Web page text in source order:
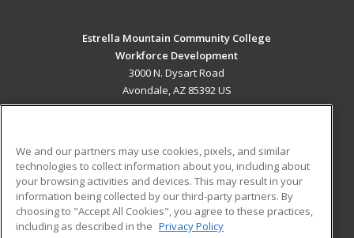
Estrella Mountain Community College
Workforce Development
3000 N. Dysart Road
Avondale, AZ 85392 US
ADDITIONAL RESOURCES
Military
Financial Assistance
Help
Student Blog
We and our partners may use cookies, pixels, and similar
technologies to collect information about you, including about
your browsing activities and devices. This may result in your
information being collected by our third-party partners. By
choosing to "Accept All Cookies", you agree to these practices,
including as described in the Privacy Policy